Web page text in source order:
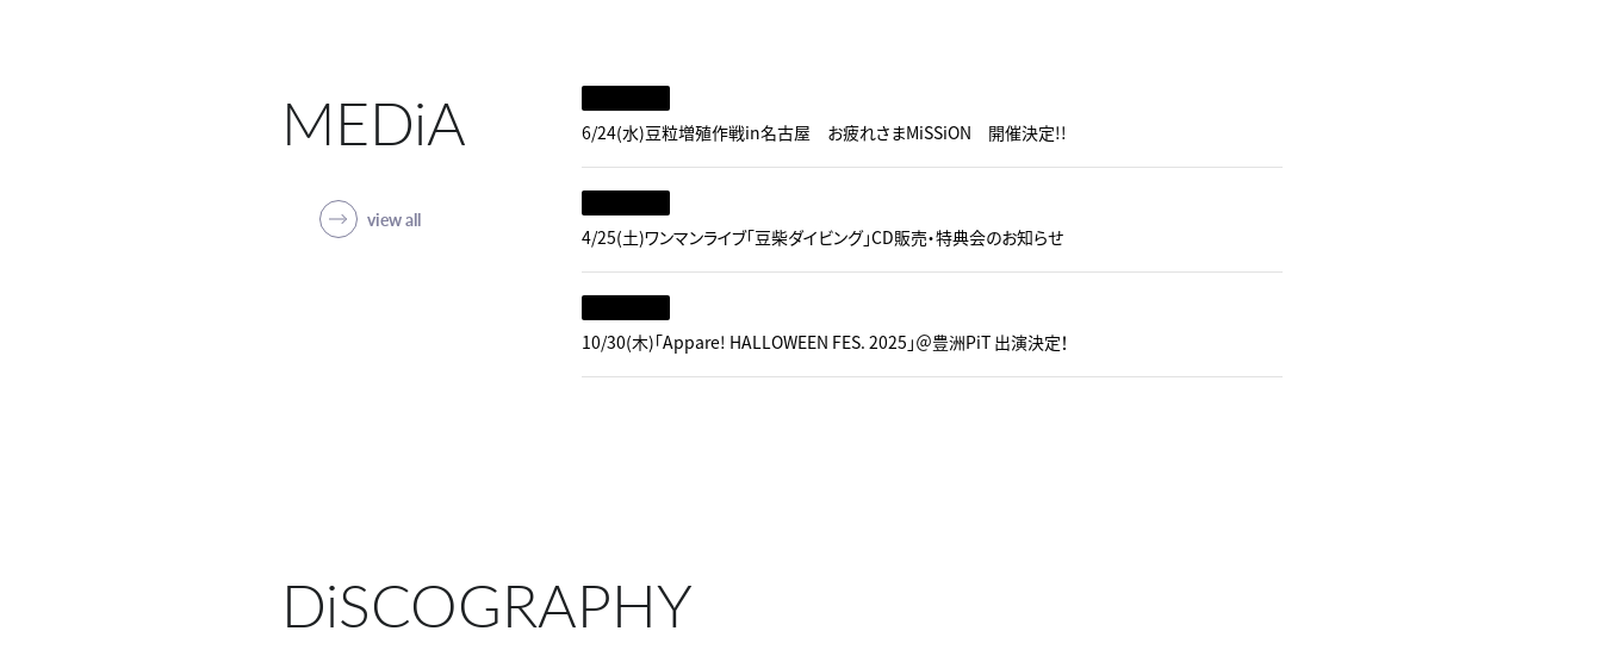
MEDiA
view all
6/24(水)豆粒増殖作戦in名古屋 お疲れさまMiSSiON 開催決定!!
4/25(土)ワンマンライブ「豆柴ダイビング」CD販売・特典会のお知らせ
10/30(木)「Appare! HALLOWEEN FES. 2025」＠豊洲PiT 出演決定！
DiSCOGRAPHY